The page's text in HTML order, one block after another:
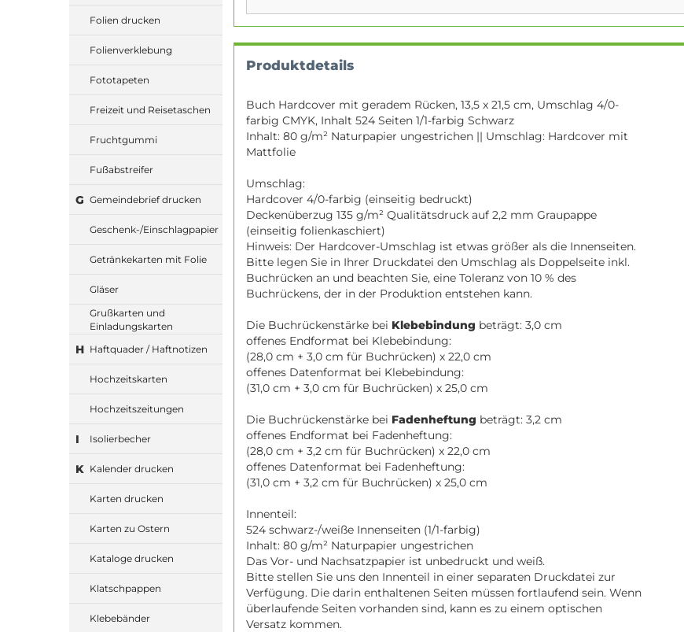
Folien drucken
Folienverklebung
Fototapeten
Freizeit und Reisetaschen
Fruchtgummi
Fußabstreifer
G Gemeindebrief drucken
Geschenk-/Einschlagpapier
Getränkekarten mit Folie
Gläser
Grußkarten und
Einladungskarten
H Haftquader / Haftnotizen
Hochzeitskarten
Hochzeitszeitungen
I Isolierbecher
K Kalender drucken
Karten drucken
Karten zu Ostern
Kataloge drucken
Klatschpappen
Klebebänder
Produktdetails
Buch Hardcover mit geradem Rücken, 13,5 x 21,5 cm, Umschlag 4/0-
farbig CMYK, Inhalt 524 Seiten 1/1-farbig Schwarz
Inhalt: 80 g/m² Naturpapier ungestrichen || Umschlag: Hardcover mit
Mattfolie
Umschlag:
Hardcover 4/0-farbig (einseitig bedruckt)
Deckenüberzug 135 g/m² Qualitätsdruck auf 2,2 mm Graupappe
(einseitig folienkaschiert)
Hinweis: Der Hardcover-Umschlag ist etwas größer als die Innenseiten.
Bitte legen Sie in Ihrer Druckdatei den Umschlag als Doppelseite inkl.
Buchrücken an und beachten Sie, eine Toleranz von 10 % des
Buchrückens, der in der Produktion entstehen kann.
Die Buchrückenstärke bei Klebebindung beträgt: 3,0 cm
offenes Endformat bei Klebebindung:
(28,0 cm + 3,0 cm für Buchrücken) x 22,0 cm
offenes Datenformat bei Klebebindung:
(31,0 cm + 3,0 cm für Buchrücken) x 25,0 cm
Die Buchrückenstärke bei Fadenheftung beträgt: 3,2 cm
offenes Endformat bei Fadenheftung:
(28,0 cm + 3,2 cm für Buchrücken) x 22,0 cm
offenes Datenformat bei Fadenheftung:
(31,0 cm + 3,2 cm für Buchrücken) x 25,0 cm
Innenteil:
524 schwarz-/weiße Innenseiten (1/1-farbig)
Inhalt: 80 g/m² Naturpapier ungestrichen
Das Vor- und Nachsatzpapier ist unbedruckt und weiß.
Bitte stellen Sie uns den Innenteil in einer separaten Druckdatei zur
Verfügung. Die darin enthaltenen Seiten müssen fortlaufend sein. Wenn
überlaufende Seiten vorhanden sind, kann es zu einem optischen
Versatz kommen.